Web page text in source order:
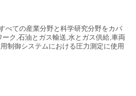
べての産業分野と科学研究分野をカバ
ク,石油とガス輸送,水とガス供給,車両
制御システムにおける圧力測定に使用